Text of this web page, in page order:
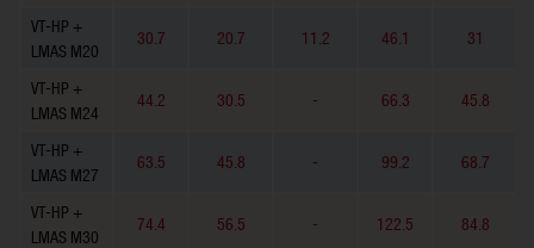
VT-HP +
LMAS M20
30.7 20.7 11.2 46.1 31
VT-HP +
LMAS M24
44.2 30.5 - 66.3 45.8
VT-HP +
LMAS M27
63.5 45.8 - 99.2 68.7
VT-HP +
LMAS M30
74.4 56.5 - 122.5 84.8